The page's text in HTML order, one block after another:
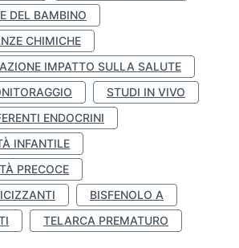
DEL BAMBINO
CHIMICHE
IMPATTO SULLA SALUTE
STUDI IN VIVO
ENDOCRINI
INFANTILE
PRECOCE
BISFENOLO A
TELARCA PREMATURO